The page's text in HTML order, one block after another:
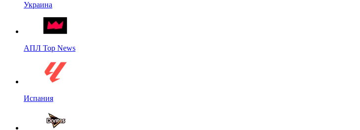
Украина
АПЛ Top News
Испания